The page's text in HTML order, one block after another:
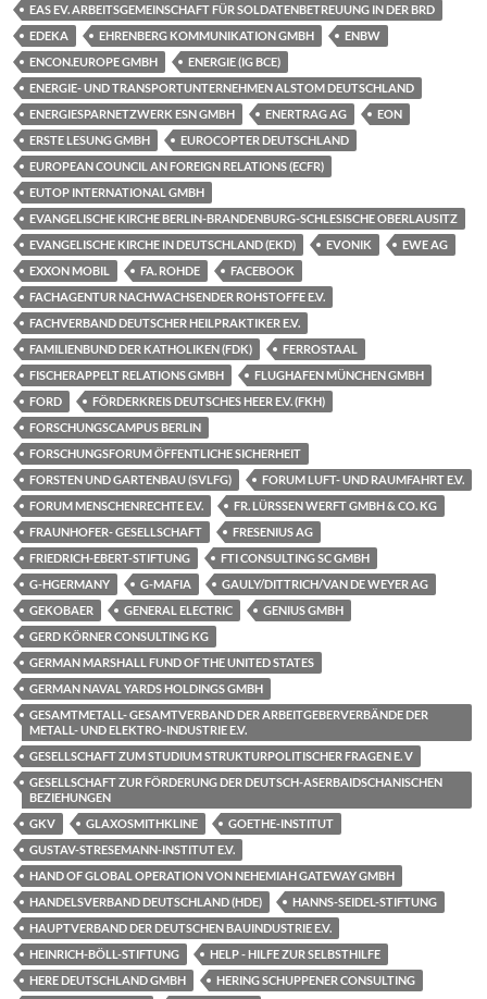
EAS EV. ARBEITSGEMEINSCHAFT FÜR SOLDATENBETREUUNG IN DER BRD
EDEKA
EHRENBERG KOMMUNIKATION GMBH
ENBW
ENCON.EUROPE GMBH
ENERGIE (IG BCE)
ENERGIE- UND TRANSPORTUNTERNEHMEN ALSTOM DEUTSCHLAND
ENERGIESPARNETZWERK ESN GMBH
ENERTRAG AG
EON
ERSTE LESUNG GMBH
EUROCOPTER DEUTSCHLAND
EUROPEAN COUNCIL AN FOREIGN RELATIONS (ECFR)
EUTOP INTERNATIONAL GMBH
EVANGELISCHE KIRCHE BERLIN-BRANDENBURG-SCHLESISCHE OBERLAUSITZ
EVANGELISCHE KIRCHE IN DEUTSCHLAND (EKD)
EVONIK
EWE AG
EXXON MOBIL
FA. ROHDE
FACEBOOK
FACHAGENTUR NACHWACHSENDER ROHSTOFFE E.V.
FACHVERBAND DEUTSCHER HEILPRAKTIKER E.V.
FAMILIENBUND DER KATHOLIKEN (FDK)
FERROSTAAL
FISCHERAPPELT RELATIONS GMBH
FLUGHAFEN MÜNCHEN GMBH
FORD
FÖRDERKREIS DEUTSCHES HEER E.V. (FKH)
FORSCHUNGSCAMPUS BERLIN
FORSCHUNGSFORUM ÖFFENTLICHE SICHERHEIT
FORSTEN UND GARTENBAU (SVLFG)
FORUM LUFT- UND RAUMFAHRT E.V.
FORUM MENSCHENRECHTE E.V.
FR. LÜRSSEN WERFT GMBH & CO. KG
FRAUNHOFER- GESELLSCHAFT
FRESENIUS AG
FRIEDRICH-EBERT-STIFTUNG
FTI CONSULTING SC GMBH
G-HGERMANY
G-MAFIA
GAULY/DITTRICH/VAN DE WEYER AG
GEKOBAER
GENERAL ELECTRIC
GENIUS GMBH
GERD KÖRNER CONSULTING KG
GERMAN MARSHALL FUND OF THE UNITED STATES
GERMAN NAVAL YARDS HOLDINGS GMBH
GESAMTMETALL- GESAMTVERBAND DER ARBEITGEBERVERBÄNDE DER
METALL- UND ELEKTRO-INDUSTRIE E.V.
GESELLSCHAFT ZUM STUDIUM STRUKTURPOLITISCHER FRAGEN E. V
GESELLSCHAFT ZUR FÖRDERUNG DER DEUTSCH-ASERBAIDSCHANISCHEN
BEZIEHUNGEN
GKV
GLAXOSMITHKLINE
GOETHE-INSTITUT
GUSTAV-STRESEMANN-INSTITUT E.V.
HAND OF GLOBAL OPERATION VON NEHEMIAH GATEWAY GMBH
HANDELSVERBAND DEUTSCHLAND (HDE)
HANNS-SEIDEL-STIFTUNG
HAUPTVERBAND DER DEUTSCHEN BAUINDUSTRIE E.V.
HEINRICH-BÖLL-STIFTUNG
HELP - HILFE ZUR SELBSTHILFE
HERE DEUTSCHLAND GMBH
HERING SCHUPPENER CONSULTING